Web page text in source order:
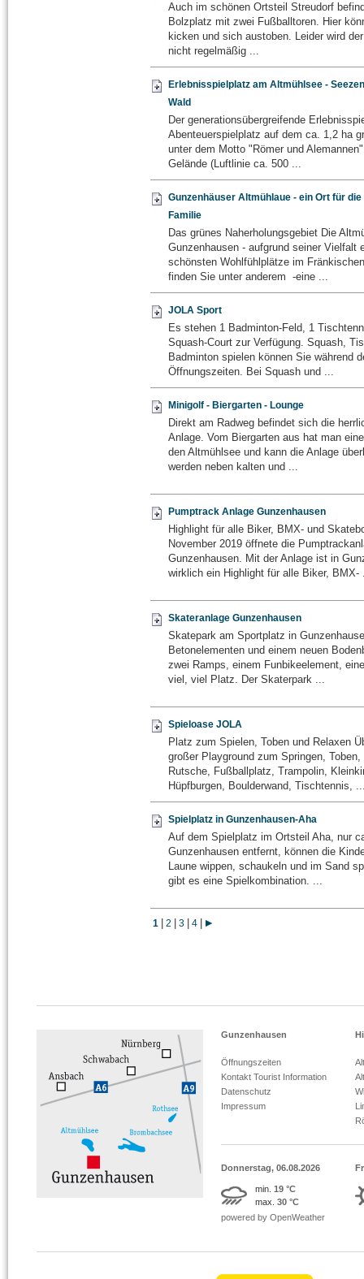
Auch im schönen Ortsteil Streudorf
Bolzplatz mit zwei Fußballtoren. Hier
kicken und sich austoben. Leider wird
nicht regelmäßig ...
Erlebnisspielplatz am Altmühlsee -
Wald
Der generationsübergreifende
Abenteuerspielplatz auf dem ca. 1,2 ha
unter dem Motto "Römer und
Gelände (Luftlinie ca. 500 ...
Gunzenhäuser Altmühlaue - ein Ort für die
Familie
Das grünes Naherholungsgebiet Die
Gunzenhausen - aufgrund seiner Vielfalt
schönsten Wohlfühlplätze im
finden Sie unter anderem -eine ...
JOLA Sport
Es stehen 1 Badminton-Feld, 1
Squash-Court zur Verfügung. Squash,
Badminton spielen können Sie während
Öffnungszeiten. Bei Squash und ...
Minigolf - Biergarten - Lounge
Direkt am Radweg befindet sich die
Anlage. Vom Biergarten aus hat man
den Altmühlsee und kann die Anlage
werden neben kalten und ...
Pumptrack Anlage Gunzenhausen
Highlight für alle Biker, BMX- und
November 2019 öffnete die
Gunzenhausen. Mit der Anlage ist in
wirklich ein Highlight für alle Biker, BMX-
Skateranlage Gunzenhausen
Skatepark am Sportplatz in
Betonelementen und einem neuen
zwei Ramps, einem Funbikeelement,
viel, viel Platz. Der Skaterpark ...
Spieloase JOLA
Platz zum Spielen, Toben und Relaxen
großer Playground zum Springen,
Rutsche, Fußballplatz, Trampolin,
Hüpfburgen, Boulderwand, Tischtennis,
Spielplatz in Gunzenhausen-Aha
Auf dem Spielplatz im Ortsteil Aha, nur
Gunzenhausen entfernt, können die
Laune wippen, schaukeln und im Sand
gibt es eine Spielkombination. ...
1 2 3 4
Gunzenhausen
Öffnungszeiten
Kontakt Tourist Information
Datenschutz
Impressum
Donnerstag, 06.08.2026
min. 19 °C
max. 30 °C
powered by OpenWeather